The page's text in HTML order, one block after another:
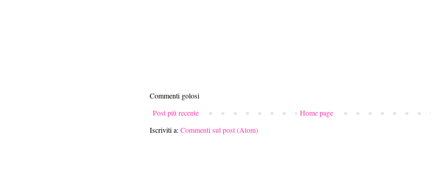
Commenti golosi
Post più recente
Home page
Iscriviti a:Commenti sul post (Atom)